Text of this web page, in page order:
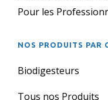
Pour les
NOS PRODUITS PAR
Biodigesteurs
Tous nos Produits